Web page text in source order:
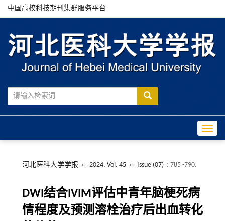
中国高校科技期刊集群服务平台
河北医科大学学报 ›› 2024, Vol. 45 ›› Issue (07) : 785 -790.
DWI结合IVIM评估中青年脑梗死病
情程度及预测溶栓治疗后出血转化